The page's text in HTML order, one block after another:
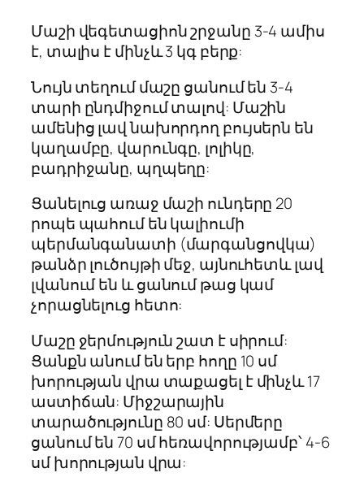
Մաշի վեգետացիոն շրջանը 3-4 ամիս
է, տալիս է մինչև 3 կգ բերք:
Նույն տեղում մաշը ցանում են 3-4
տարի ընդմիջում տալով: Մաշին
ամենից լավ նախորդող բույսերն են
կաղամբը, վարունգը, լոլիկը,
բադրիջանը, պղպեղը:
Ցանելուց առաջ մաշի ունդերը 20
րոպե պահում են կալիումի
պերմանգանատի (մարգանցովկա)
թանձր լուծույթի մեջ, այնուհետև լավ
լվանում են և ցանում թաց կամ
չորացնելուց հետո:
Մաշը ջերմություն շատ է սիրում:
Ցանքն անում են երբ հողը 10 սմ
խորության վրա տաքացել է մինչև 17
աստիճան: Միջշարային
տարածությունը 80 սմ: Սերմերը
ցանում են 70 սմ հեռավորությամբ՝ 4-6
սմ խորության վրա: